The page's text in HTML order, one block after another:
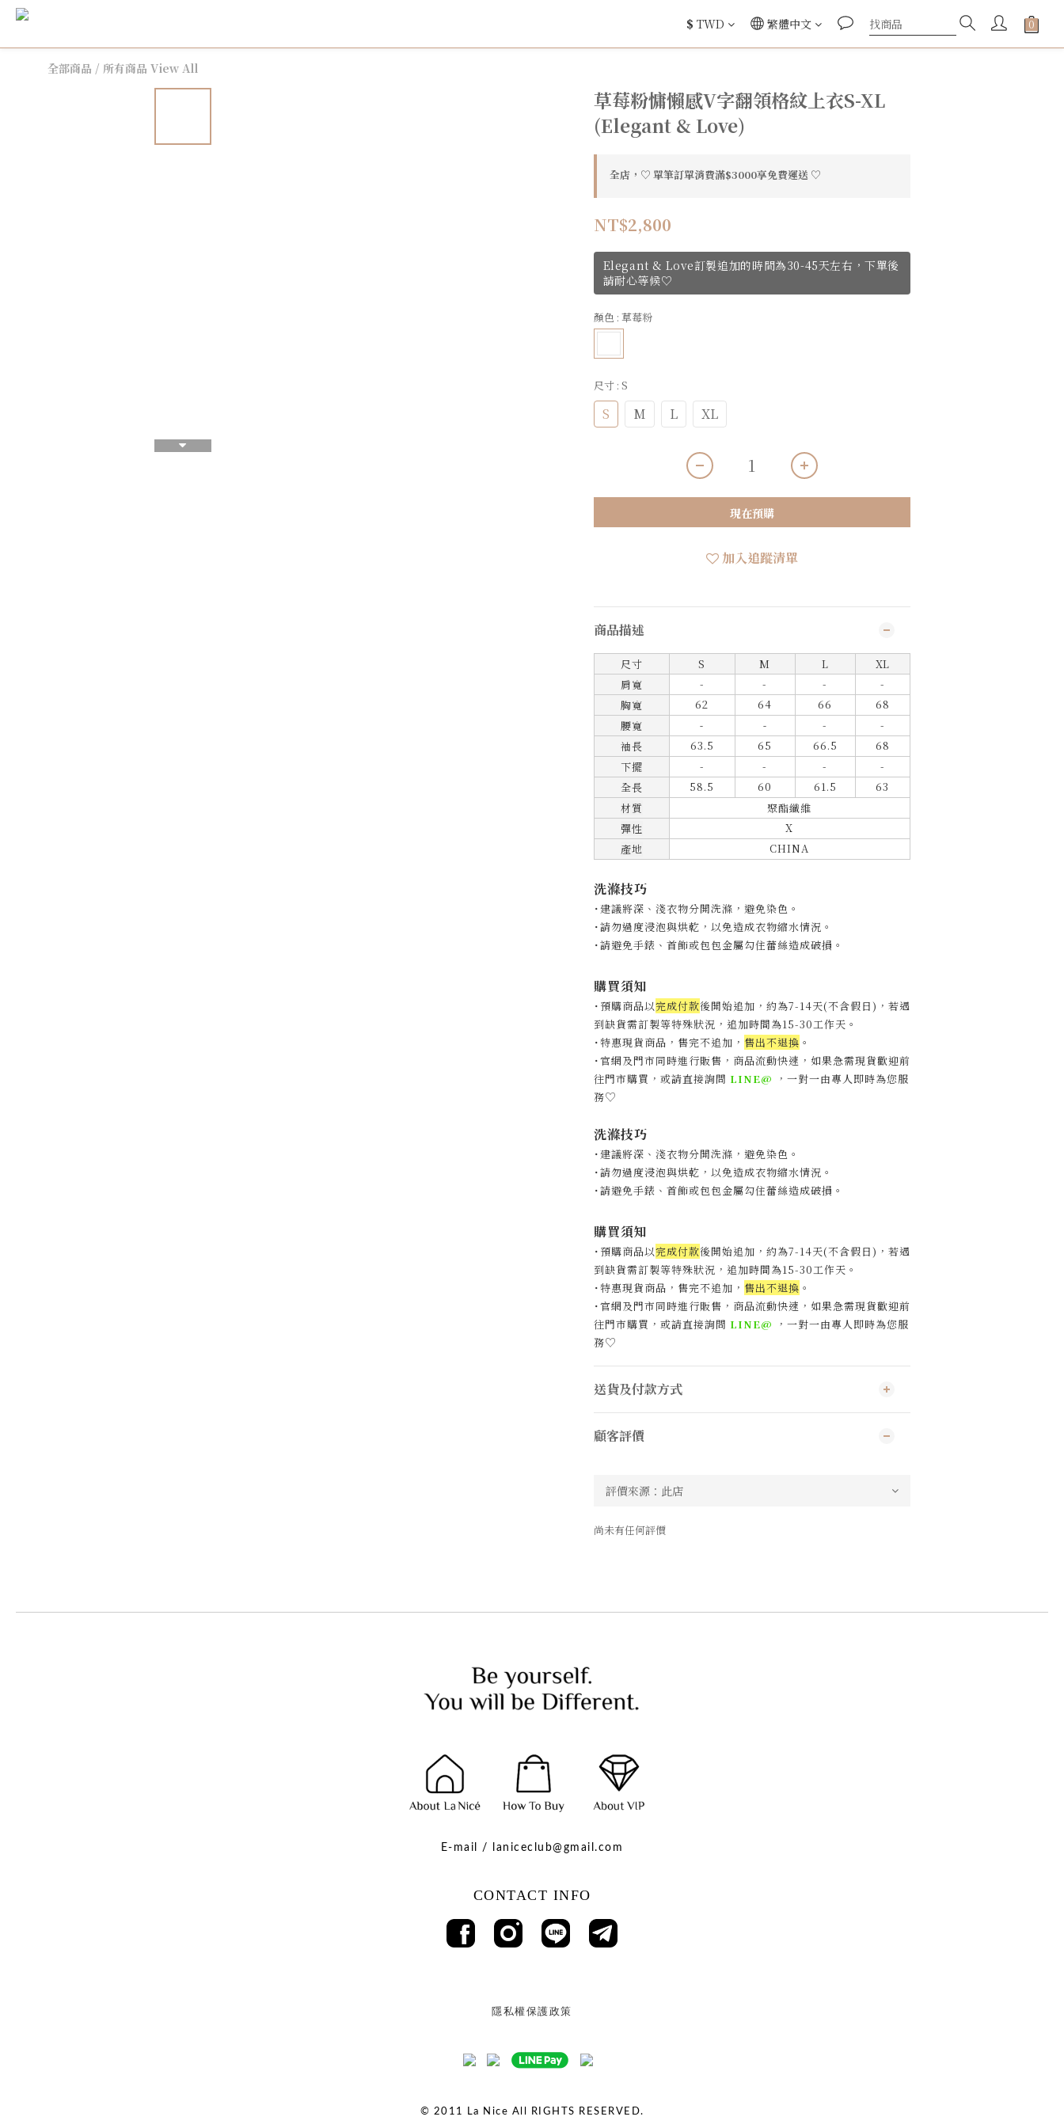
$ TWD 繁體中文
全部商品 / 所有商品 View All
草莓粉慵懶感V字翻領格紋上衣S-XL
(Elegant & Love)
全店，♡ 單筆訂單消費滿$3000享免費運送 ♡
NT$2,800
Elegant & Love訂製追加的時間為30-45天左右，下單後
請耐心等候♡
顏色 : 草莓粉
尺寸 : S
S M L XL
現在預購
加入追蹤清單
商品描述
尺寸 S M L XL
肩寬
- - -
-
胸寬
62 64 66
68
腰寬
- - -
-
袖長
63.5 65 66.5
68
下擺
- - -
-
全長
58.5 60 61.5
63
材質
聚酯纖維
彈性
X
產地
CHINA
洗滌技巧
˙建議將深、淺衣物分開洗滌，避免染色。
˙請勿過度浸泡與烘乾，以免造成衣物縮水情況。
˙請避免手錶、首飾或包包金屬勾住蕾絲造成破損。
購買須知
˙預購商品以完成付款後開始追加，約為7-14天(不含假日)， 若遇
到缺貨需訂製等特殊狀況，追加時間為15-30工作天 。
˙特惠現貨商品，售完不追加， 售出不退換 。
˙官網及門市同時進行販售，商品流動快速，如果急需現貨歡迎前
往門市購買，或請直接詢問 LINE@ ，一對一由專人即時為您服
務♡
洗滌技巧
˙建議將深、淺衣物分開洗滌，避免染色。
˙請勿過度浸泡與烘乾，以免造成衣物縮水情況。
˙請避免手錶、首飾或包包金屬勾住蕾絲造成破損。
購買須知
˙預購商品以完成付款後開始追加，約為7-14天(不含假日)， 若遇
到缺貨需訂製等特殊狀況，追加時間為15-30工作天 。
˙特惠現貨商品，售完不追加， 售出不退換 。
˙官網及門市同時進行販售，商品流動快速，如果急需現貨歡迎前
往門市購買，或請直接詢問 LINE@ ，一對一由專人即時為您服
務♡
送貨及付款方式
顧客評價
尚未有任何評價
E-mail / laniceclub@gmail.com
CONTACT INFO
隱私權保護政策
© 2011 La Nice All RIGHTS RESERVED.